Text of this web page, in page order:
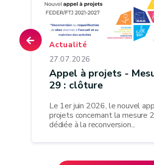
Actualité
27.07.2026
Appel à projets -
29 : clôture
Le 1er juin 2026, le nouvel
projets concernant la mesure
dédiée à la reconversion...